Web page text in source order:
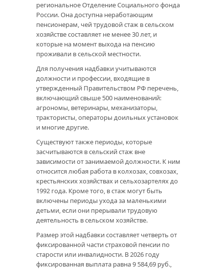
региональное Отделение Социального фонда
России. Она доступна неработающим
пенсионерам, чей трудовой стаж в сельском
хозяйстве составляет не менее 30 лет, и
которые на момент выхода на пенсию
проживали в сельской местности.
Для получения надбавки учитываются
должности и профессии, входящие в
утвержденный Правительством РФ перечень,
включающий свыше 500 наименований:
агрономы, ветеринары, механизаторы,
трактористы, операторы доильных установок
и многие другие.
Существуют также периоды, которые
засчитываются в сельский стаж вне
зависимости от занимаемой должности. К ним
относится любая работа в колхозах, совхозах,
крестьянских хозяйствах и сельхозартелях до
1992 года. Кроме того, в стаж могут быть
включены периоды ухода за маленькими
детьми, если они прерывали трудовую
деятельность в сельском хозяйстве.
Размер этой надбавки составляет четверть от
фиксированной части страховой пенсии по
старости или инвалидности. В 2026 году
фиксированная выплата равна 9 584,69 руб.,